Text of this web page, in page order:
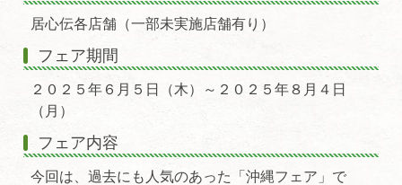
居心伝各店舗（一部未実施店舗有り）
フェア期間
２０２５年６月５日（木）～２０２５年８月４日
（月）
フェア内容
今回は、過去にも人気のあった「沖縄フェア」で